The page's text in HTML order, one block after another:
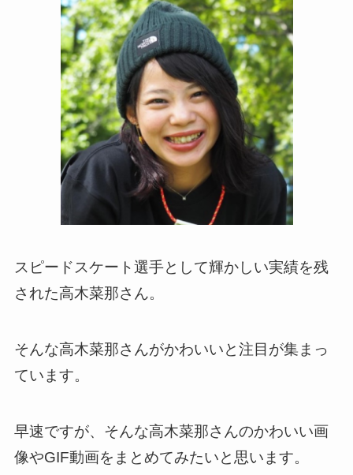
スピードスケート選手として輝かしい実績を残
された高木菜那さん。
そんな高木菜那さんがかわいいと注目が集まっ
ています。
早速ですが、そんな高木菜那さんのかわいい画
像やGIF動画をまとめてみたいと思います。